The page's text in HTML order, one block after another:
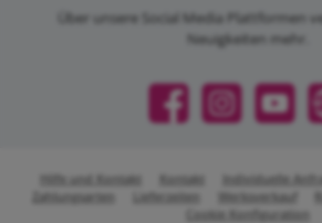
Über unsere Social Media Plattformen
Neuigkeiten mehr.
Facebook InstagramYouTube
Hilfe und Kontakt Kontakt Individuelle
Zahlungsarten
Lieferzeiten Werksverkauf
Cookie Konfiguration